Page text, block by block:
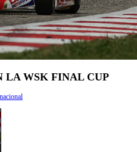
LA WSK FINAL CUP